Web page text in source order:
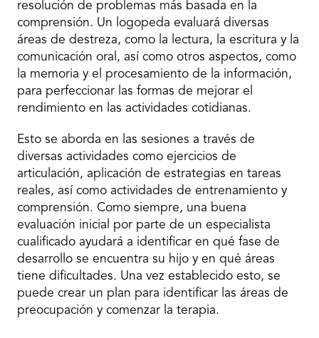
resolución de problemas más basada en la
comprensión. Un logopeda evaluará diversas
áreas de destreza, como la lectura, la escritura y la
comunicación oral, así como otros aspectos, como
la memoria y el procesamiento de la información,
para perfeccionar las formas de mejorar el
rendimiento en las actividades cotidianas.
Esto se aborda en las sesiones a través de
diversas actividades como ejercicios de
articulación, aplicación de estrategias en tareas
reales, así como actividades de entrenamiento y
comprensión. Como siempre, una buena
evaluación inicial por parte de un especialista
cualificado ayudará a identificar en qué fase de
desarrollo se encuentra su hijo y en qué áreas
tiene dificultades. Una vez establecido esto, se
puede crear un plan para identificar las áreas de
preocupación y comenzar la terapia.